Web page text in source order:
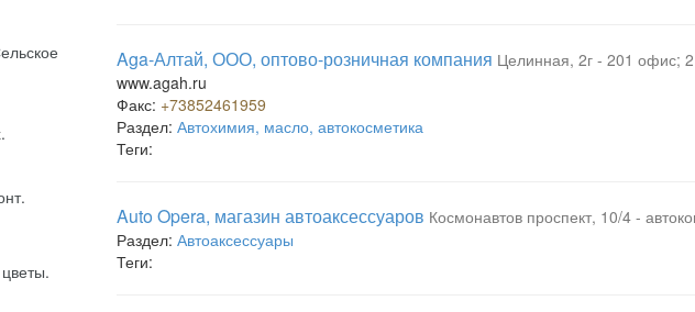
Aga-Алтай, ООО, оптово-розничная компания Целинная, 2г - 201 офис;
www.agah.ru
Факс: +73852461959
Раздел: Автохимия, масло, автокосметика
Теги:
Auto Opera, магазин автоаксессуаров Космонавтов проспект, 10/4 -
Раздел: Автоаксессуары
Теги: